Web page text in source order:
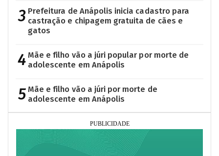
3 Prefeitura de Anápolis inicia cadastro para
castração e chipagem gratuita de cães e
gatos
4 Mãe e filho vão a júri popular por morte de
adolescente em Anápolis
5 Mãe e filho vão a júri por morte de
adolescente em Anápolis